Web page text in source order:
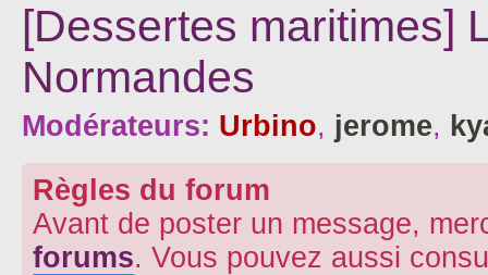
[Dessertes maritimes]
Normandes
Modérateurs: Urbino, jerome,
Règles du forum
Avant de poster un message,
forums. Vous pouvez aussi